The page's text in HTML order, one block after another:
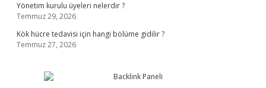
Yönetim kurulu üyeleri nelerdir ?
Temmuz 29, 2026
Kök hücre tedavisi için hangi bölüme gidilir ?
Temmuz 27, 2026